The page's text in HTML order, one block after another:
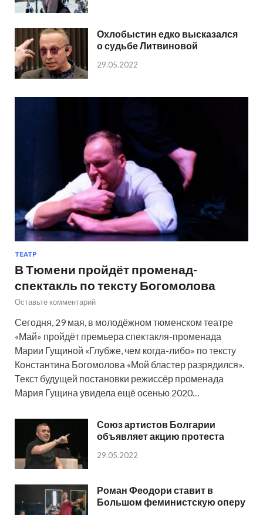
Охлобыстин едко высказался
о судьбе Литвиновой
29.05.2022
ТЕАТР
В Тюмени пройдёт променад-
спектакль по тексту Богомолова
Оставьте комментарий
Сегодня, 29 мая, в молодёжном тюменском театре
«Май» пройдёт премьера спектакля-променада
Марии Гущиной «Глубже, чем когда-либо» по тексту
Константина Богомолова «Мой бластер разрядился».
Текст будущей постановки режиссёр променада
Мария Гущина увидела ещё осенью 2020…
Союз артистов Болгарии
объявляет акцию протеста
29.05.2022
Роман Феодори ставит в
Большом феминистскую оперу